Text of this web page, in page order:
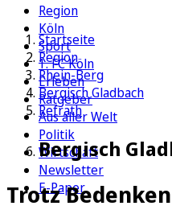
Region
Köln
Sport
1. FC Köln
Erleben
Ratgeber
Aus aller Welt
Politik
Wirtschaft
Newsletter
E-Paper
Startseite
Region
Rhein-Berg
Bergisch Gladbach
Refrath
Bergisch
Trotz